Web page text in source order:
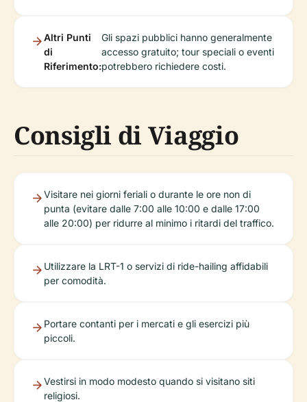
Altri Punti
di
Riferimento:
Gli spazi pubblici hanno generalmente
accesso gratuito; tour speciali o eventi
potrebbero richiedere costi.
Consigli di Viaggio
Visitare nei giorni feriali o durante le ore non di
punta (evitare dalle 7:00 alle 10:00 e dalle 17:00
alle 20:00) per ridurre al minimo i ritardi del traffico.
Utilizzare la LRT-1 o servizi di ride-hailing affidabili
per comodità.
Portare contanti per i mercati e gli esercizi più
piccoli.
Vestirsi in modo modesto quando si visitano siti
religiosi.